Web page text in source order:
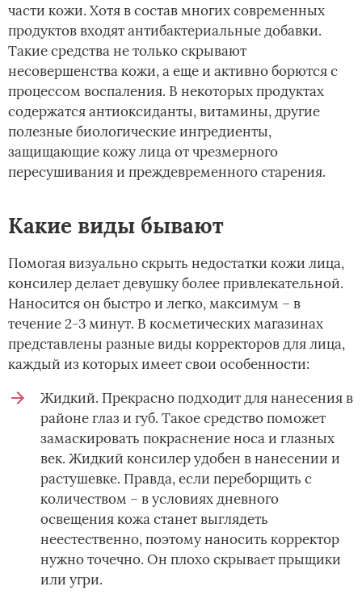
части кожи. Хотя в состав многих современных
продуктов входят антибактериальные добавки.
Такие средства не только скрывают
несовершенства кожи, а еще и активно борются с
процессом воспаления. В некоторых продуктах
содержатся антиоксиданты, витамины, другие
полезные биологические ингредиенты,
защищающие кожу лица от чрезмерного
пересушивания и преждевременного старения.
Какие виды бывают
Помогая визуально скрыть недостатки кожи лица,
консилер делает девушку более привлекательной.
Наносится он быстро и легко, максимум – в
течение 2-3 минут. В косметических магазинах
представлены разные виды корректоров для лица,
каждый из которых имеет свои особенности:
Жидкий. Прекрасно подходит для нанесения в
районе глаз и губ. Такое средство поможет
замаскировать покраснение носа и глазных
век. Жидкий консилер удобен в нанесении и
растушевке. Правда, если переборщить с
количеством – в условиях дневного
освещения кожа станет выглядеть
неестественно, поэтому наносить корректор
нужно точечно. Он плохо скрывает прыщики
или угри.